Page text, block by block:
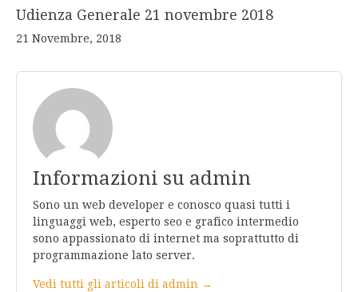
Udienza Generale 21 novembre 2018
21 Novembre, 2018
Informazioni su admin
Sono un web developer e conosco quasi tutti i
linguaggi web, esperto seo e grafico intermedio
sono appassionato di internet ma soprattutto di
programmazione lato server.
Vedi tutti gli articoli di admin →